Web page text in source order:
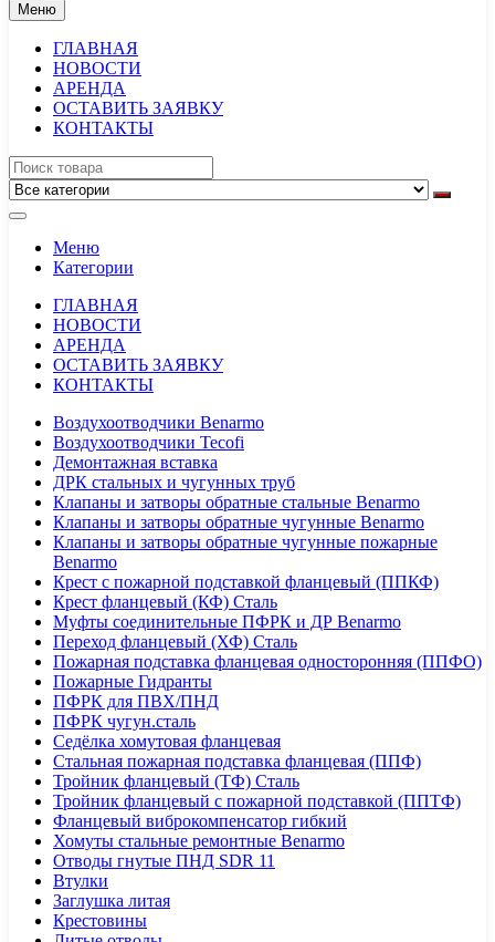
Меню
ГЛАВНАЯ
НОВОСТИ
АРЕНДА
ОСТАВИТЬ ЗАЯВКУ
КОНТАКТЫ
Меню
Категории
ГЛАВНАЯ
НОВОСТИ
АРЕНДА
ОСТАВИТЬ ЗАЯВКУ
КОНТАКТЫ
Воздухоотводчики Benarmo
Воздухоотводчики Tecofi
Демонтажная вставка
ДРК стальных и чугунных труб
Клапаны и затворы обратные стальные Benarmo
Клапаны и затворы обратные чугунные Benarmo
Клапаны и затворы обратные чугунные пожарные
Benarmo
Крест с пожарной подставкой фланцевый (ППКФ)
Крест фланцевый (КФ) Сталь
Муфты соединительные ПФРК и ДР Benarmo
Переход фланцевый (ХФ) Сталь
Пожарная подставка фланцевая односторонняя (ППФО)
Пожарные Гидранты
ПФРК для ПВХ/ПНД
ПФРК чугун.сталь
Седёлка хомутовая фланцевая
Стальная пожарная подставка фланцевая (ППФ)
Тройник фланцевый (ТФ) Сталь
Тройник фланцевый с пожарной подставкой (ППТФ)
Фланцевый виброкомпенсатор гибкий
Хомуты стальные ремонтные Benarmo
Отводы гнутые ПНД SDR 11
Втулки
Заглушка литая
Крестовины